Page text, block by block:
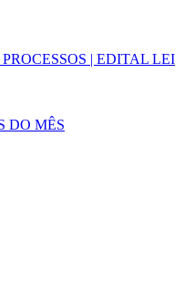
| EDITAL LEI
DO MÊS